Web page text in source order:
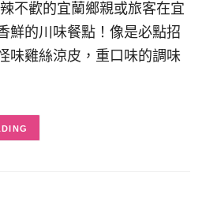
不歡的宜蘭鄉親或旅客在宜
鮮的川味餐點！像是必點招
味雞絲涼皮，重口味的調味